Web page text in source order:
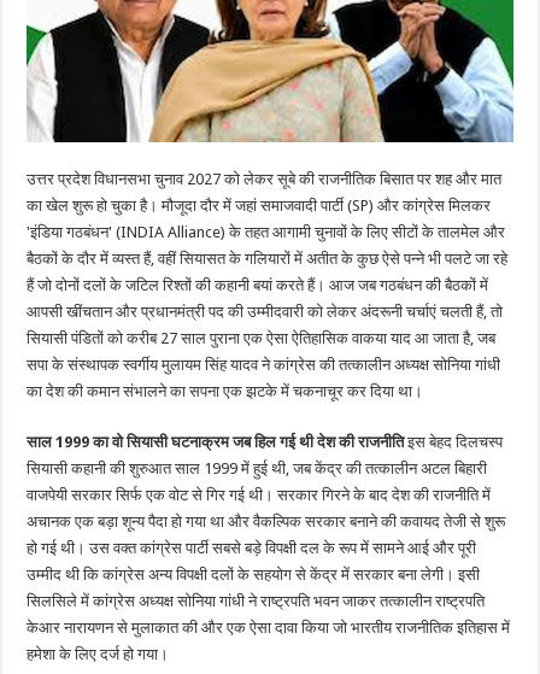
उत्तर प्रदेश विधानसभा चुनाव 2027 को लेकर सूबे की राजनीतिक बिसात पर शह और मात
का खेल शुरू हो चुका है। मौजूदा दौर में जहां समाजवादी पार्टी (SP) और कांग्रेस मिलकर
'इंडिया गठबंधन' (INDIA Alliance) के तहत आगामी चुनावों के लिए सीटों के तालमेल और
बैठकों के दौर में व्यस्त हैं, वहीं सियासत के गलियारों में अतीत के कुछ ऐसे पन्ने भी पलटे जा रहे
हैं जो दोनों दलों के जटिल रिश्तों की कहानी बयां करते हैं। आज जब गठबंधन की बैठकों में
आपसी खींचतान और प्रधानमंत्री पद की उम्मीदवारी को लेकर अंदरूनी चर्चाएं चलती हैं, तो
सियासी पंडितों को करीब 27 साल पुराना एक ऐसा ऐतिहासिक वाकया याद आ जाता है, जब
सपा के संस्थापक स्वर्गीय मुलायम सिंह यादव ने कांग्रेस की तत्कालीन अध्यक्ष सोनिया गांधी
का देश की कमान संभालने का सपना एक झटके में चकनाचूर कर दिया था।
साल 1999 का वो सियासी घटनाक्रम जब हिल गई थी देश की राजनीतिइस बेहद दिलचस्प
सियासी कहानी की शुरुआत साल 1999 में हुई थी, जब केंद्र की तत्कालीन अटल बिहारी
वाजपेयी सरकार सिर्फ एक वोट से गिर गई थी। सरकार गिरने के बाद देश की राजनीति में
अचानक एक बड़ा शून्य पैदा हो गया था और वैकल्पिक सरकार बनाने की कवायद तेजी से शुरू
हो गई थी। उस वक्त कांग्रेस पार्टी सबसे बड़े विपक्षी दल के रूप में सामने आई और पूरी
उम्मीद थी कि कांग्रेस अन्य विपक्षी दलों के सहयोग से केंद्र में सरकार बना लेगी। इसी
सिलसिले में कांग्रेस अध्यक्ष सोनिया गांधी ने राष्ट्रपति भवन जाकर तत्कालीन राष्ट्रपति
केआर नारायणन से मुलाकात की और एक ऐसा दावा किया जो भारतीय राजनीतिक इतिहास में
हमेशा के लिए दर्ज हो गया।